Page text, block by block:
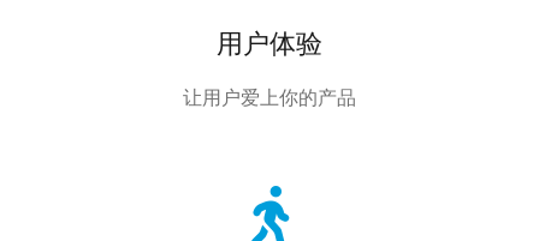
用户体验
让用户爱上你的产品